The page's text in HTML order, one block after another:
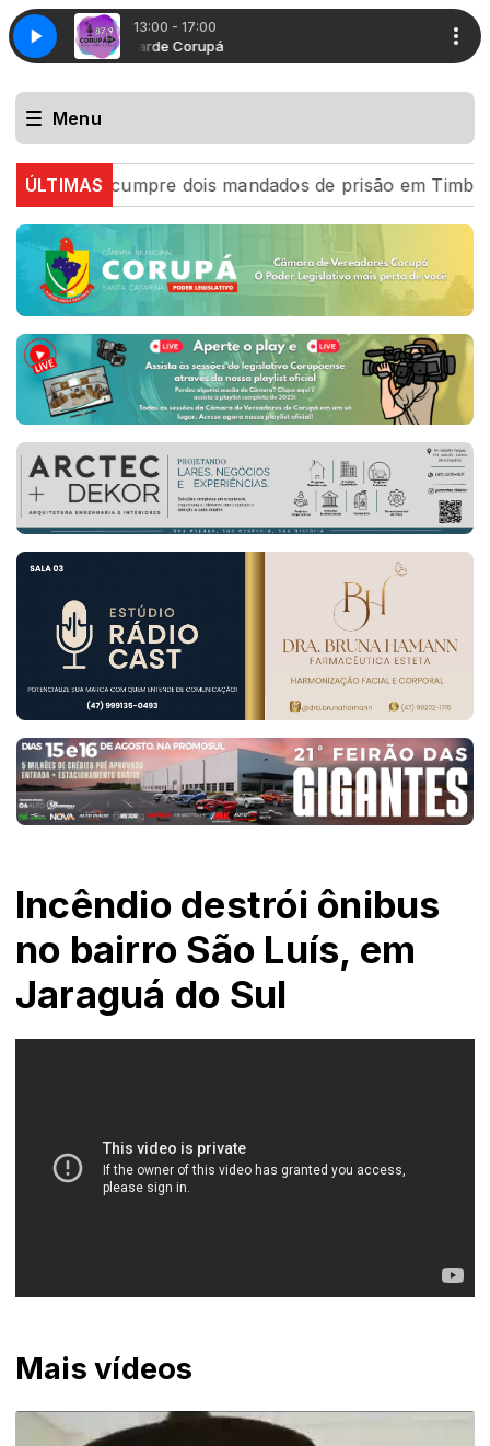
13:00 - 17:00
Boa tarde Corupá
Menu
ÚLTIMAS
cumpre dois mandados de prisão em Timbó na
Incêndio destrói ônibus
no bairro São Luís, em
Jaraguá do Sul
Mais vídeos